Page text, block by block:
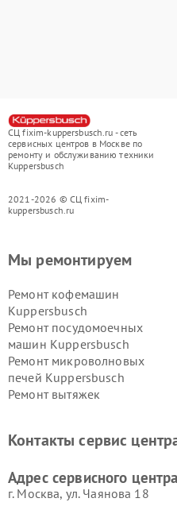
СЦ fixim-kuppersbusch.ru - сеть
сервисных центров в Москве по
ремонту и обслуживанию техники
Kuppersbusch
2021-2026 © СЦ fixim-
kuppersbusch.ru
Мы ремонтируем
Ремонт кофемашин
Kuppersbusch
Ремонт посудомоечных
машин Kuppersbusch
Ремонт микроволновых
печей Kuppersbusch
Ремонт вытяжек
Kuppersbusch
Ремонт сушильных машин
Контакты сервис
Адрес сервисного
г. Москва, ул. Чаянова 18